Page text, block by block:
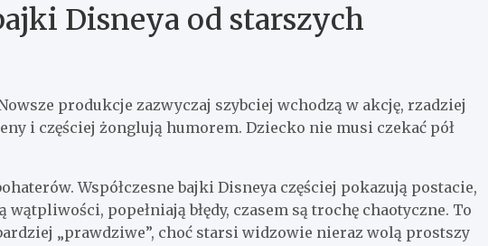
Disneya od starszych
produkcje zazwyczaj szybciej wchodzą w akcję, rzadziej
i częściej żonglują humorem. Dziecko nie musi czekać pół
Współczesne bajki Disneya częściej pokazują postacie,
popełniają błędy, czasem są trochę chaotyczne. To
„prawdziwe”, choć starsi widzowie nieraz wolą prostszy